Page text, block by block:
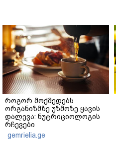
როგორ მოქმედებს
ორგანიზმზე უზმოზე ყავის
დალევა: ნუტრიციოლოგის
რჩევები
gemrielia.ge